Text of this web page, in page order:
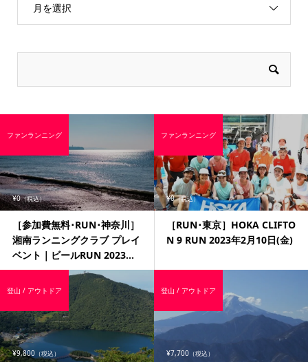
月を選択
¥0（税込）
［参加費無料･RUN･神奈川］
湘南ランニングクラブ プレイ
ベント｜ビールRUN 2023...
ファンランニング
¥0（税込）
［RUN･東京］HOKA CLIFTO
N 9 RUN 2023年2月10日(金)
ファンランニング
¥9,800 （税込）
登山 / アウトドア
¥7,700 （税込）
登山 / アウトドア